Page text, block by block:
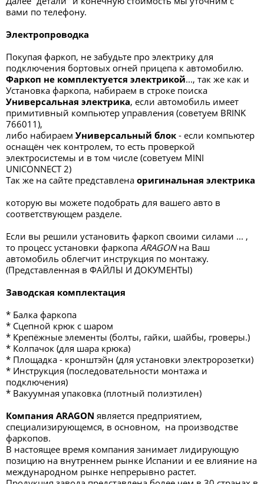
вами по телефону.
Электропроводка
Покупая фаркоп, не забудьте про электрику для
подключения бортовых огней прицепа к автомобилю.
Фаркоп не комплектуется электрикой..., так же как и
Установка фаркопа, набираем в строке поиска
Универсальная электрика, если автомобиль имеет
примитивный компьютер управления (советуем BRINK
766011),
либо набираем Универсальный блок - если компьютер
оснащён чек контролем, то есть проверкой
электросистемы и в том числе (советуем MINI
UNICONNECT 2)
Так же на сайте представлена оригинальная электрика
которую вы можете подобрать для вашего авто в
соответствующем разделе.
Если вы решили установить фаркоп своими силами ... ,
то процесс установки фаркопа ARAGONна Ваш
автомобиль облегчит инструкция по монтажу.
(Представленная в ФАЙЛЫ И ДОКУМЕНТЫ)
Заводская комплектация
* Балка фаркопа
* Сцепной крюк с шаром
* Крепёжные элементы (болты, гайки, шайбы, гроверы.)
* Колпачок (для шара крюка)
* Площадка - кронштэйн (для установки электророзетки)
* Инструкция (последовательности монтажа и
подключения)
* Вакуумная упаковка (плотный полиэтилен)
Компания ARAGON является предприятием,
специализирующемся, в основном, на производстве
фаркопов.
В настоящее время компания занимает лидирующую
позицию на внутреннем рынке Испании и ее влияние на
международном рынке непрерывно растет.